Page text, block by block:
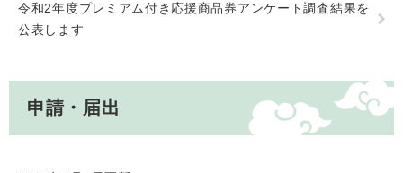
令和2年度プレミアム付き応援商品券アンケート調査結果を
公表します
申請・届出